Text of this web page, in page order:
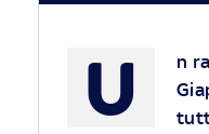
U
n